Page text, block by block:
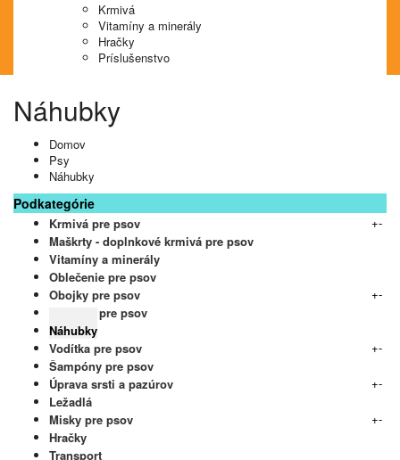
Krmivá
Vitamíny a minerály
Hračky
Príslušenstvo
Náhubky
Domov
Psy
Náhubky
Podkategórie
Krmivá pre psov +-
Maškrty - doplnkové krmivá pre psov
Vitamíny a minerály
Oblečenie pre psov
Obojky pre psov
+-
Postroje pre psov
Náhubky
Vodítka pre psov
+-
Šampóny pre psov
Úprava srsti a pazúrov
+-
Ležadlá
Misky pre psov
+-
Hračky
Transport